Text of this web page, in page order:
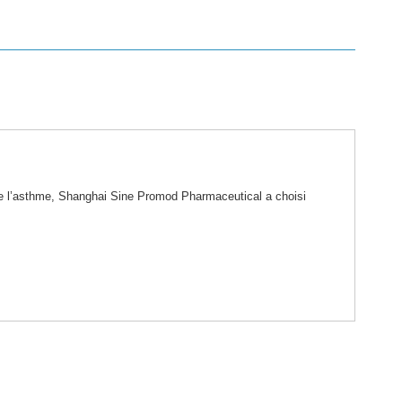
Shanghai Sine Promod Pharmaceutical a choisi